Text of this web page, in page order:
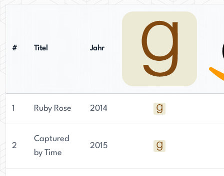
# Titel Jahr
1 Ruby Rose 2014
2
Captured
by Time
2015